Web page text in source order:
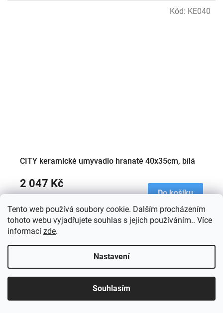
Tento web používá soubory cookie. Dalším procházením
tohoto webu vyjadřujete souhlas s jejich používáním.. Více
informací zde.
Nastavení
Souhlasím
CITY keramické umyvadlo hranaté 40x35cm, bílá
2 047 Kč
Do košíku
Kód: KE040
v
l
c
í
Nenechte si ujít ty nejlepší slevy a akce